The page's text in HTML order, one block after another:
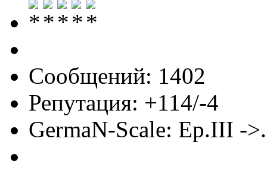
Сообщений: 1402
Репутация: +114/-4
GermaN-Scale: Ep.III -